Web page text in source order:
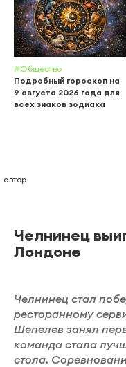
#Общество
Подробный гороскоп на
9 августа 2026 года для
всех знаков зодиака
автор
Челнинец
Лондоне
Челнинец стал
ресторанному
Шепелев занял
команда стала
стола.